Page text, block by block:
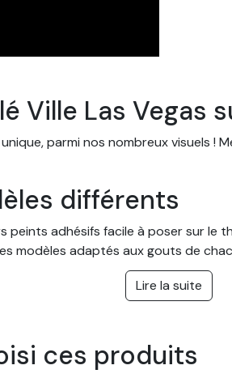
Ville Las Vegas
parmi nos nombreux visuels
différents
peints adhésifs facile à poser sur
modèles adaptés aux gouts de
mais aussi dans une entreprise
avec pose
ou de votre pièce. La pose se fait
Lire la suite
ces produits